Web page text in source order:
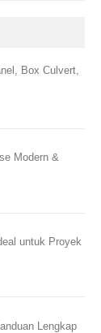
Box Culvert,
Modern &
untuk Proyek
Lengkap